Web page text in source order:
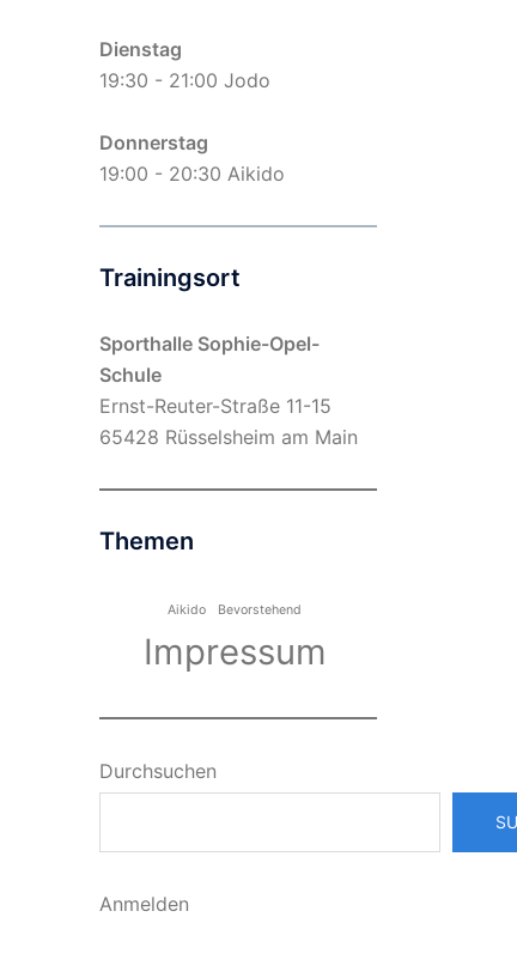
Dienstag
19:30 - 21:00 Jodo
Donnerstag
19:00 - 20:30 Aikido
Trainingsort
Sporthalle Sophie-Opel-
Schule
Ernst-Reuter-Straße 11-15
65428 Rüsselsheim am Main
Themen
Aikido Bevorstehend
Impressum
Durchsuchen
Anmelden